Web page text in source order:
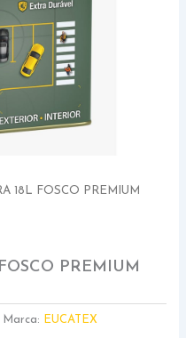
18L FOSCO PREMIUM
PREMIUM
Marca: EUCATEX